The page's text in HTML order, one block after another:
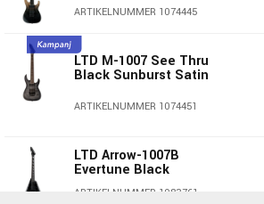
Sterling by Music Man
instrument i samma anda som Music
design och innovativa lösningar. Här
PRS SE Exotic DGT
ARTIKELNUMMER 1090273
Henson Signature
Ibanez AZ427P2QM
Premium - Twilght Blue
ARTIKELNUMMER 1074445
LTD M-1007 See Thru
Black Sunburst Satin
ARTIKELNUMMER 1074451
LTD Arrow-1007B
Evertune Black
ARTIKELNUMMER 1083761